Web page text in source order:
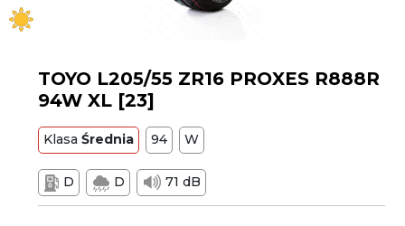
TOYO L205/55 ZR16 PROXES R888R
94W XL [23]
KlasaŚrednia 94 W
D D 71 dB